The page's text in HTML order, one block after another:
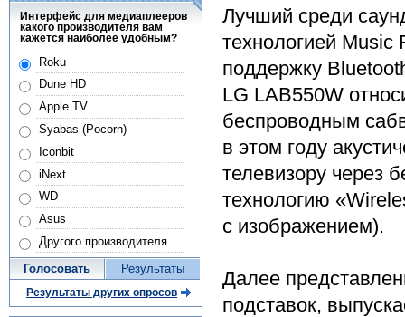
Лучший среди
технологией Music
поддержку
LG LAB550W
беспроводным
в этом году
телевизору через
технологию
с изображением).
Далее
подставок,
Интерфейс для медиаплееров
какого производителя вам
кажется наиболее удобным?
Roku
Dune HD
Apple TV
Syabas (Pocorn)
Iconbit
iNext
WD
Asus
Другого производителя
Голосовать Результаты
Результаты других опросов